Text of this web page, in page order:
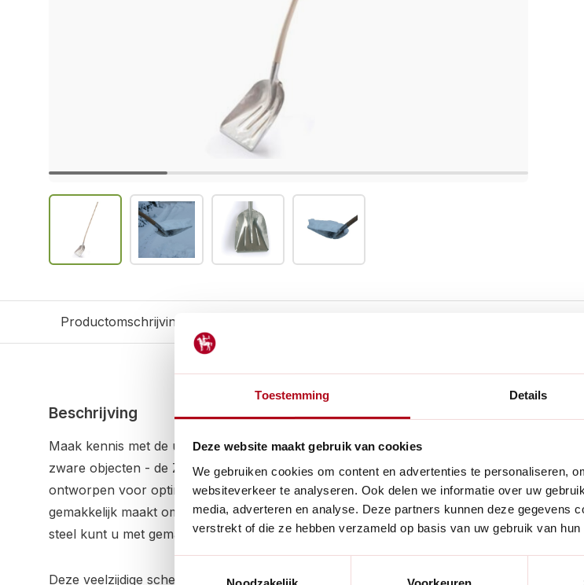
Toestemming Details
Deze website maakt gebruik van cookies
We gebruiken cookies om content en advertenties te personaliseren,
websiteverkeer te analyseren. Ook delen we informatie over uw
media, adverteren en analyse. Deze partners kunnen deze gegevens
verstrekt of die ze hebben verzameld op basis van uw gebruik van
Productomschrijving
Beschrijving
Maak kennis met de ultieme hulp voor moeiteloos tillen en verplaatsen van
zware objecten - de Zwitserse Aluminium Schep met lange steel. Deze schep is
ontworpen voor optimale staande houding tijdens het scheppen, wat het
gemakkelijk maakt om zelfs de zwaarste ladingen te hanteren. Dankzij de lange
steel kunt u met gemak manoeuvreren zonder daarbij uw rug te belasten.
Deze veelzijdige schep biedt niet alleen optimale ergonomie, maar is ook